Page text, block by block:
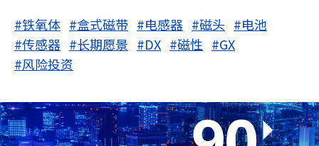
#铁氧体 #盒式磁带 #电感器 #磁头 #电池
#传感器 #长期愿景 #DX #磁性 #GX
#风险投资